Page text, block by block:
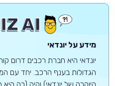
מידע על יונדאי
יונדאי היא חברת רכבים דרום
הגדולות בענף הרכב. יחד עם